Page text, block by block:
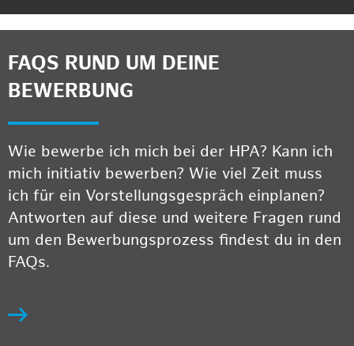
FAQS RUND UM DEINE
BEWERBUNG
Wie bewerbe ich mich bei der HPA? Kann ich
mich initiativ bewerben? Wie viel Zeit muss
ich für ein Vorstellungsgespräch einplanen?
Antworten auf diese und weitere Fragen rund
um den Bewerbungsprozess findest du in den
FAQs.